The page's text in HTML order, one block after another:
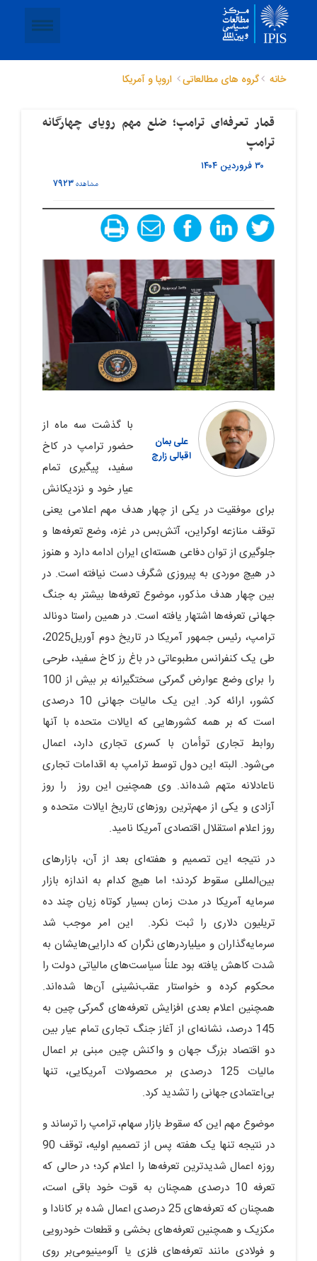
خانه گروه های مطالعاتی اروپا و آمریکا
قمار تعرفه‌ای ترامپ؛ ضلع مهم رویای چهارگانه
ترامپ
۳۰ فروردین ۱۴۰۴
مشاهده۷۹۲۳
علی بمان
اقبالی زارچ
با گذشت سه ماه از
حضور ترامپ در کاخ
سفید، پیگیری تمام
عیار خود و نزدیکانش
برای موفقیت در یکی از چهار هدف مهم اعلامی یعنی
توقف منازعه اوکراین، آتش‌بس در غزه، وضع تعرفه‌ها و
جلوگیری از توان دفاعی هسته‌ای ایران ادامه دارد و هنوز
در هیچ موردی به پیروزی شگرف دست نیافته است. در
بین چهار هدف مذکور، موضوع تعرفه‌ها بیشتر به جنگ
جهانی تعرفه‌ها اشتهار یافته است. در همین راستا دونالد
ترامپ، رئیس جمهور آمریکا در تاریخ دوم آوریل2025،
طی یک کنفرانس مطبوعاتی در باغ رز کاخ سفید، طرحی
را برای وضع عوارض گمرکی سختگیرانه بر بیش از 100
کشور، ارائه کرد. این یک مالیات جهانی 10 درصدی
است که بر همه کشورهایی که ایالات متحده با آنها
روابط تجاری توأمان با کسری تجاری دارد، اعمال
می‌شود. البته این دول توسط ترامپ به اقدامات تجاری
ناعادلانه متهم شده‌اند. وی همچنین این روز را روز
آزادی و یکی از مهم‌ترین روزهای تاریخ ایالات متحده و
روز اعلام استقلال اقتصادی آمریکا نامید.
در نتیجه این تصمیم و هفته‌ای بعد از آن، بازارهای
بین‌المللی سقوط کردند؛ اما هیچ کدام به اندازه بازار
سرمایه آمریکا در مدت زمان بسیار کوتاه زیان چند ده
تریلیون دلاری را ثبت نکرد. این امر موجب شد
سرمایه‌گذاران و میلیاردرهای نگران که دارایی‌هایشان به
شدت کاهش یافته بود علناً سیاست‌های مالیاتی دولت را
محکوم کرده و خواستار عقب‌نشینی آن‌ها شده‌اند.
همچنین اعلام بعدی افزایش تعرفه‌های گمرکی چین به
145 درصد، نشانه‌ای از آغاز جنگ تجاری تمام عیار بین
دو اقتصاد بزرگ جهان و واکنش چین مبنی بر اعمال
مالیات 125 درصدی بر محصولات آمریکایی، تنها
بی‌اعتمادی جهانی را تشدید کرد.
موضوع مهم این که سقوط بازار سهام، ترامپ را ترساند و
در نتیجه تنها یک هفته پس از تصمیم اولیه، توقف 90
روزه اعمال شدیدترین تعرفه‌ها را اعلام کرد؛ در حالی که
تعرفه 10 درصدی همچنان به قوت خود باقی است،
همچنان که تعرفه‌های 25 درصدی اعمال شده بر کانادا و
مکزیک و همچنین تعرفه‌های بخشی و قطعات خودرویی
و فولادی مانند تعرفه‌های فلزی یا آلومینیومی‌بر روی